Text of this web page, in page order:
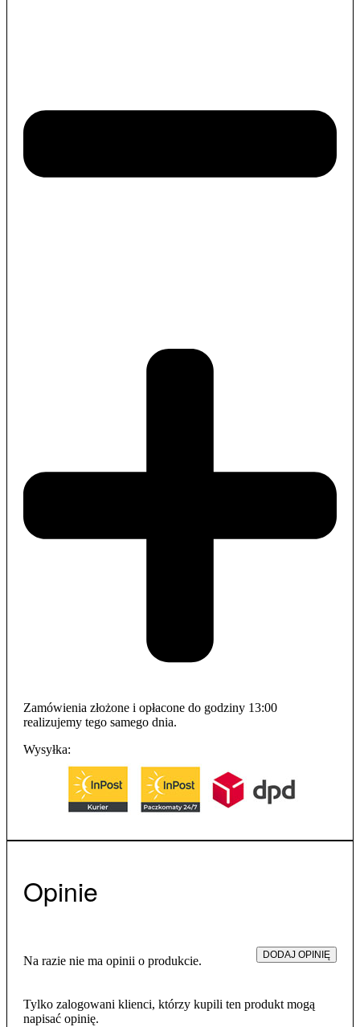
Zamówienia złożone i opłacone do godziny 13:00
realizujemy tego samego dnia.
Wysyłka:
Opinie
Na razie nie ma opinii o produkcie. DODAJ OPINIĘ
Tylko zalogowani klienci, którzy kupili ten produkt mogą
napisać opinię.